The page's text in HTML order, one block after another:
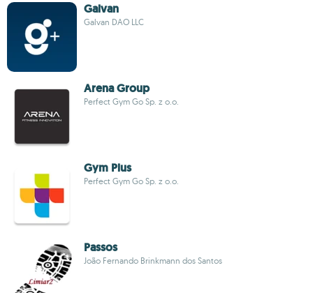
Galvan
Galvan DAO LLC
Arena Group
Perfect Gym Go Sp. z o.o.
Gym Plus
Perfect Gym Go Sp. z o.o.
Passos
João Fernando Brinkmann dos Santos